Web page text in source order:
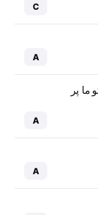
C
A
پر
A
A